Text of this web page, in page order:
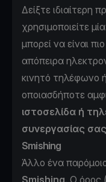
Δείξτε ιδιαίτερη
χρησιμοποιείτε μία
μπορεί να είναι
απόπειρα
κινητό τηλέφωνο
οποιασδήποτε
ιστοσελίδα ή
συνεργασίας
Smishing
Άλλο ένα